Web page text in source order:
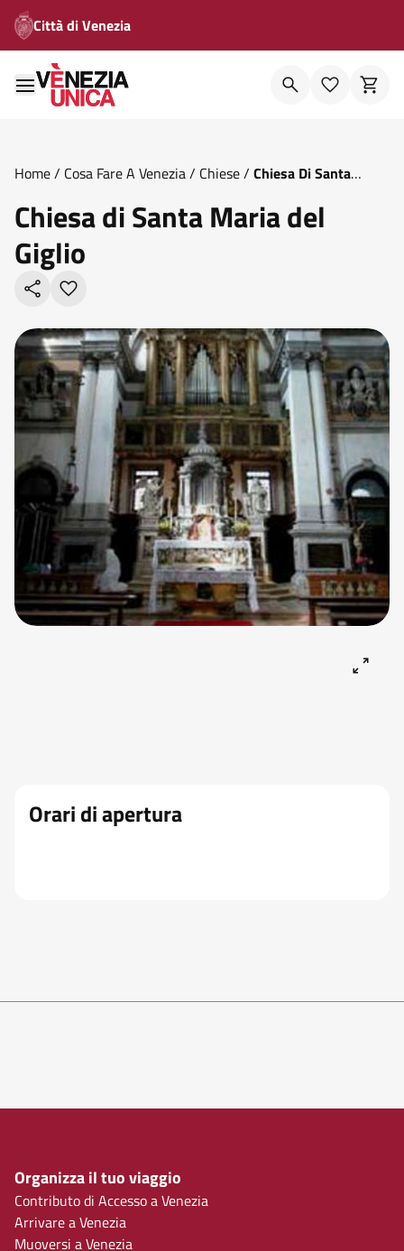
Città di Venezia
Home/ Cosa Fare A Venezia/ Chiese/ Chiesa Di Santa
Chiesa di Santa Maria del
Giglio
Orari di apertura
Organizza il tuo viaggio
Contributo di Accesso a Venezia
Arrivare a Venezia
Muoversi a Venezia